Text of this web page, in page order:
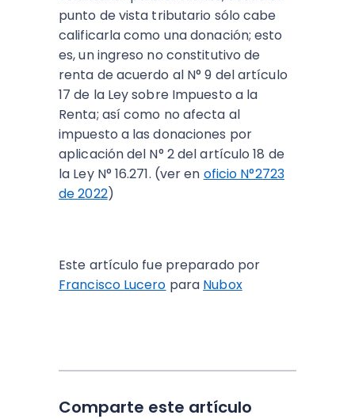
punto de vista tributario sólo cabe
calificarla como una donación; esto
es, un ingreso no constitutivo de
renta de acuerdo al N° 9 del artículo
17 de la Ley sobre Impuesto a la
Renta; así como no afecta al
impuesto a las donaciones por
aplicación del N° 2 del artículo 18 de
la Ley N° 16.271. (ver en oficio N°2723
de 2022)
Este artículo fue preparado por
Francisco Lucero para Nubox
Comparte este artículo